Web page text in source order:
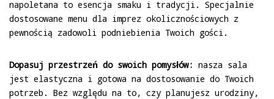
napoletana to esencja smaku i tradycji. Specjalnie
dostosowane menu dla imprez okolicznościowych z
pewnością zadowoli podniebienia Twoich gości.
Dopasuj przestrzeń do swoich pomysłów: nasza sala
jest elastyczna i gotowa na dostosowanie do Twoich
potrzeb. Bez względu na to, czy planujesz urodziny,